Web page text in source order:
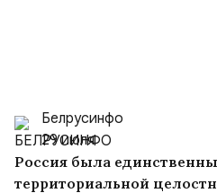
Белрусинфо
29 июля
Россия была
территориальной